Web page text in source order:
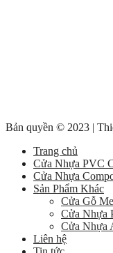
Bản quyền © 2023 |
Trang chủ
Cửa Nhựa PVC
Cửa Nhựa
Sản Phẩm Khác
Cửa Gỗ
Cửa Nhựa
Cửa Nhựa
Liên hệ